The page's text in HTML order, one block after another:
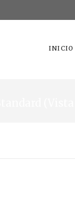
INICIO